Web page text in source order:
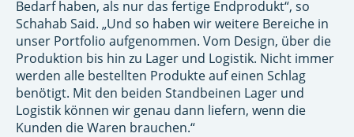
Bedarf haben, als nur das fertige Endprodukt“, so
Schahab Said. „Und so haben wir weitere Bereiche in
unser Portfolio aufgenommen. Vom Design, über die
Produktion bis hin zu Lager und Logistik. Nicht immer
werden alle bestellten Produkte auf einen Schlag
benötigt. Mit den beiden Standbeinen Lager und
Logistik können wir genau dann liefern, wenn die
Kunden die Waren brauchen.“